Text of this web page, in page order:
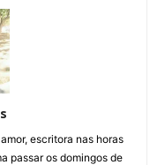
escritora nas horas
passar os domingos de